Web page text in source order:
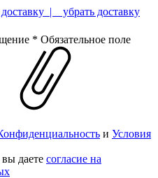
| убрать доставку
* Обязательное поле
и Условия
даете согласие на